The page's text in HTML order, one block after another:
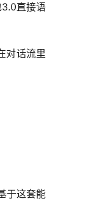
直接语
对话流里
于这套能